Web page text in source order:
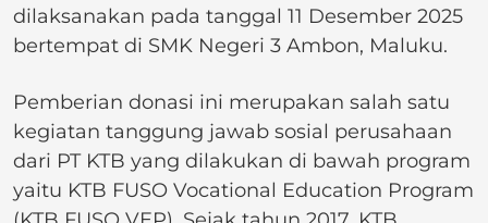
dilaksanakan pada tanggal 11 Desember 2025
bertempat di SMK Negeri 3 Ambon, Maluku.
Pemberian donasi ini merupakan salah satu
kegiatan tanggung jawab sosial perusahaan
dari PT KTB yang dilakukan di bawah program
yaitu KTB FUSO Vocational Education Program